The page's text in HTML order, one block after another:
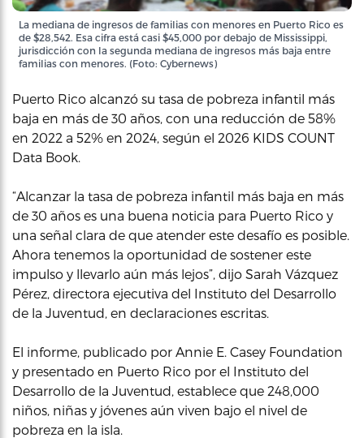
La mediana de ingresos de familias con menores en Puerto Rico es
de $28,542. Esa cifra está casi $45,000 por debajo de Mississippi,
jurisdicción con la segunda mediana de ingresos más baja entre
familias con menores. (Foto: Cybernews)
Puerto Rico alcanzó su tasa de pobreza infantil más
baja en más de 30 años, con una reducción de 58%
en 2022 a 52% en 2024, según el 2026 KIDS COUNT
Data Book.
“Alcanzar la tasa de pobreza infantil más baja en más
de 30 años es una buena noticia para Puerto Rico y
una señal clara de que atender este desafío es posible.
Ahora tenemos la oportunidad de sostener este
impulso y llevarlo aún más lejos”, dijo Sarah Vázquez
Pérez, directora ejecutiva del Instituto del Desarrollo
de la Juventud, en declaraciones escritas.
El informe, publicado por Annie E. Casey Foundation
y presentado en Puerto Rico por el Instituto del
Desarrollo de la Juventud, establece que 248,000
niños, niñas y jóvenes aún viven bajo el nivel de
pobreza en la isla.